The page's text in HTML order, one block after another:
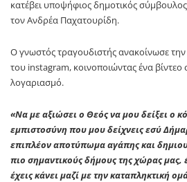
κατέβει υποψήφιος δημοτικός
τον Ανδρέα Παχατουρίδη.
Ο γνωστός τραγουδιστής ανακοίνωσε
του instagram, κοινοποιώντας ένα
λογαριασμό.
«Να με αξιώσει ο Θεός να μου δείξει ο
εμπιστοσύνη που μου δείχνεις εσύ
επιπλέον αποτύπωμα αγάπης και
πιο σημαντικούς δήμους της χώρας μας,
έχεις κάνει μαζί με την καταπληκτική